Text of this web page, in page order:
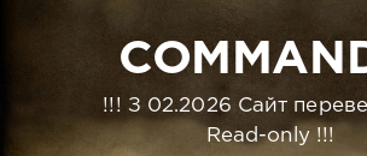
!!! З 02.2026 Сайт
Read-only !!!